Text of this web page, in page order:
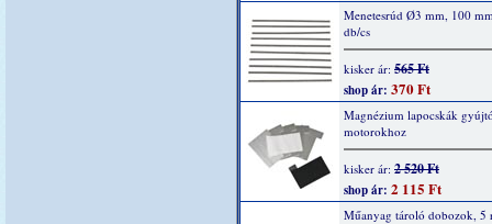
Menetesrúd Ø3 mm, 100
db/cs
kisker ár: 565 Ft
shop ár: 370 Ft
Magnézium lapocskák
motorokhoz
kisker ár: 2 520 Ft
shop ár: 2 115 Ft
Műanyag tároló dobozok, 5